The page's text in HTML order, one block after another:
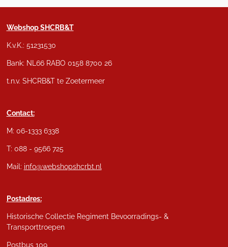
Webshop SHCRB&T
K.v.K.: 51231530
Bank: NL66 RABO 0158 8700 26
t.n.v. SHCRB&T te Zoetermeer
Contact:
M: 06-1333 6338
T: 088 - 9566 725
Mail: info@webshopshcrbt.nl
Postadres:
Historische Collectie Regiment Bevoorradings- &
Transporttroepen
Postbus 109